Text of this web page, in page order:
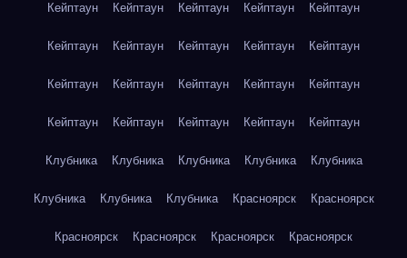
Кейптаун Кейптаун Кейптаун Кейптаун Кейптаун
Кейптаун Кейптаун Кейптаун Кейптаун Кейптаун
Кейптаун Кейптаун Кейптаун Кейптаун Кейптаун
Кейптаун Кейптаун Кейптаун Кейптаун Кейптаун
Клубника Клубника Клубника Клубника Клубника
Клубника Клубника Клубника Красноярск Красноярск
Красноярск Красноярск Красноярск Красноярск